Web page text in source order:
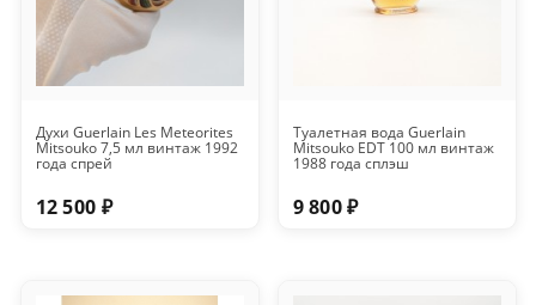
Духи Guerlain Les Meteorites
Mitsouko 7,5 мл винтаж 1992
года спрей
12 500 ₽
Туалетная вода Guerlain
Mitsouko EDT 100 мл винтаж
1988 года сплэш
9 800 ₽